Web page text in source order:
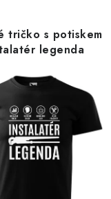
tričko s potiskem
legenda